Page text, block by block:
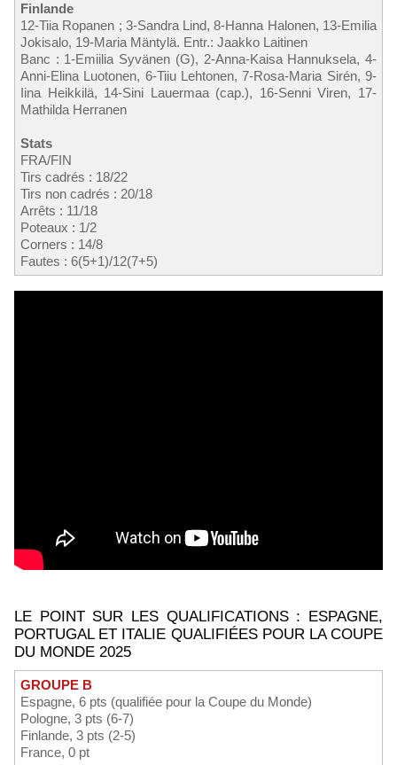
Finlande
12-Tiia Ropanen ; 3-Sandra Lind, 8-Hanna Halonen, 13-Emilia
Jokisalo, 19-Maria Mäntylä. Entr.: Jaakko Laitinen
Banc : 1-Emiilia Syvänen (G), 2-Anna-Kaisa Hannuksela, 4-
Anni-Elina Luotonen, 6-Tiiu Lehtonen, 7-Rosa-Maria Sirén, 9-
Iina Heikkilä, 14-Sini Lauermaa (cap.), 16-Senni Viren, 17-
Mathilda Herranen
Stats
FRA/FIN
Tirs cadrés : 18/22
Tirs non cadrés : 20/18
Arrêts : 11/18
Poteaux : 1/2
Corners : 14/8
Fautes : 6(5+1)/12(7+5)
LE POINT SUR LES QUALIFICATIONS : ESPAGNE,
PORTUGAL ET ITALIE QUALIFIÉES POUR LA COUPE
DU MONDE 2025
GROUPE B
Espagne, 6 pts (qualifiée pour la Coupe du Monde)
Pologne, 3 pts (6-7)
Finlande, 3 pts (2-5)
France, 0 pt